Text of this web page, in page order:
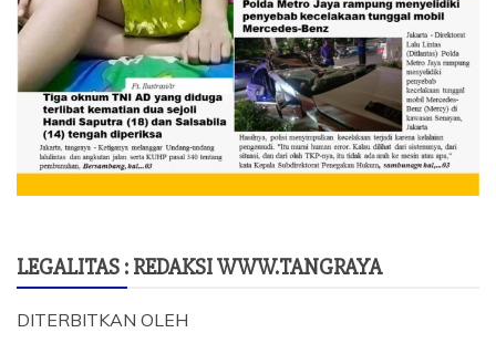
LEGALITAS : REDAKSI WWW.TANGRAYA
DITERBITKAN OLEH